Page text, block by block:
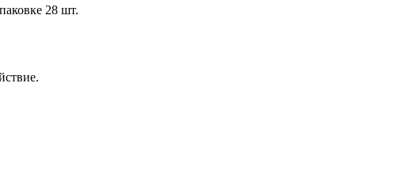
28 шт.